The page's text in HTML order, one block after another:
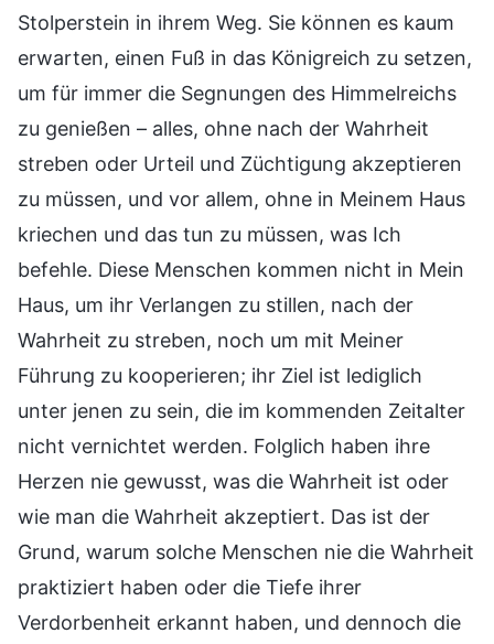
Stolperstein in ihrem Weg. Sie können es kaum
erwarten, einen Fuß in das Königreich zu setzen,
um für immer die Segnungen des Himmelreichs
zu genießen – alles, ohne nach der Wahrheit
streben oder Urteil und Züchtigung akzeptieren
zu müssen, und vor allem, ohne in Meinem Haus
kriechen und das tun zu müssen, was Ich
befehle. Diese Menschen kommen nicht in Mein
Haus, um ihr Verlangen zu stillen, nach der
Wahrheit zu streben, noch um mit Meiner
Führung zu kooperieren; ihr Ziel ist lediglich
unter jenen zu sein, die im kommenden Zeitalter
nicht vernichtet werden. Folglich haben ihre
Herzen nie gewusst, was die Wahrheit ist oder
wie man die Wahrheit akzeptiert. Das ist der
Grund, warum solche Menschen nie die Wahrheit
praktiziert haben oder die Tiefe ihrer
Verdorbenheit erkannt haben, und dennoch die